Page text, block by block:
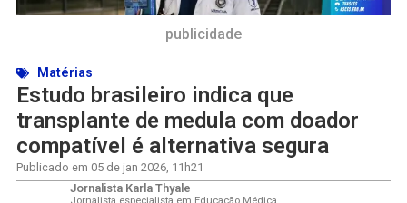
publicidade
Matérias
Estudo brasileiro indica que
transplante de medula com doador
compatível é alternativa segura
Publicado em 05 de jan 2026, 11h21
Jornalista Karla Thyale
Jornalista especialista em Educação Médica